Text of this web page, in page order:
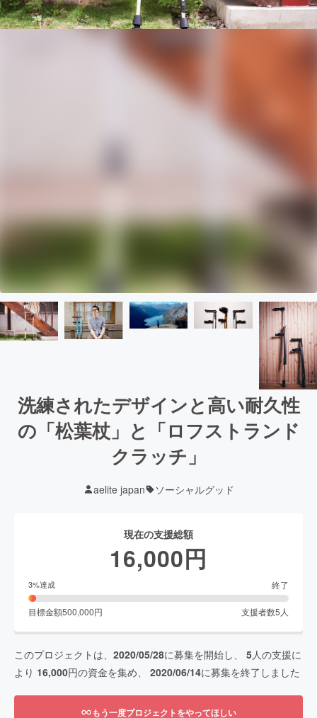
洗練されたデザインと高い耐久性
の「松葉杖」と「ロフストランド
クラッチ」
aelite japan ソーシャルグッド
現在の支援総額
16,000円
3%達成 終了
目標金額500,000円 支援者数5 人
このプロジェクトは、 2020/05/28に募集を開始し、 5人の支援に
より 16,000円の資金を集め、 2020/06/14に募集を終了しました
もう一度プロジェクトをやってほしい